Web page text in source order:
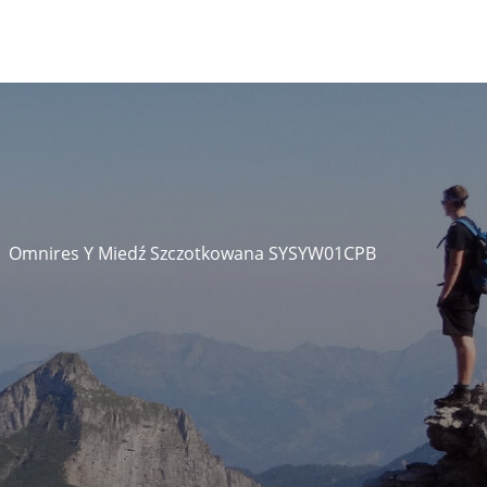
Omnires Y Miedź Szczotkowana SYSYW01CPB